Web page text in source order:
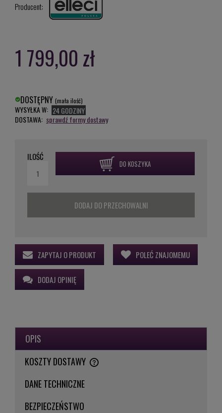
Producent:
1 799,00 zł
DOSTĘPNY (mała ilość)
WYSYŁKA W: 24 GODZINY
DOSTAWA: sprawdź formy dostawy
ILOŚĆ
DO KOSZYKA
DODAJ DO PRZECHOWALNI
ZAPYTAJ O PRODUKT POLEĆ ZNAJOMEMU
DODAJ OPINIĘ
OPIS
KOSZTY DOSTAWY
CENA NIE ZAWIERA EWENTUALNYCH KOSZTÓW PŁATNOŚCI
DANE TECHNICZNE
BEZPIECZEŃSTWO